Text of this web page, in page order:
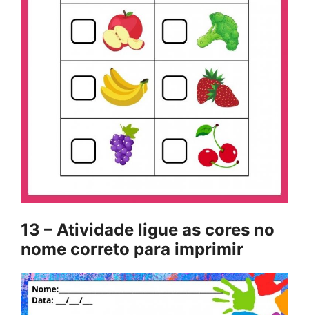
13 – Atividade ligue as cores no
nome correto para imprimir